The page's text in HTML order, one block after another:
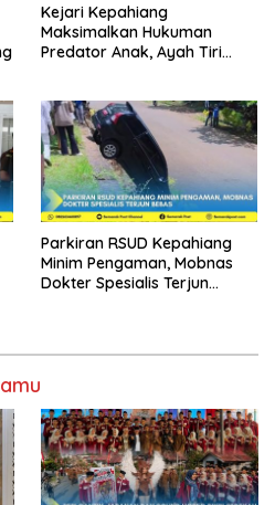
Kejari Kepahiang
Maksimalkan Hukuman
Predator Anak, Ayah Tiri
Parkiran RSUD Kepahiang
Minim Pengaman, Mobnas
Dokter Spesialis Terjun